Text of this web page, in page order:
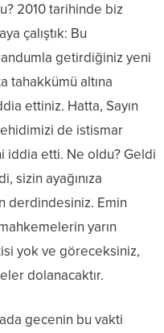
2010 tarihinde biz
çalıştık: Bu
getirdiğiniz yeni
tahakkümü altına
ettiniz. Hatta, Sayın
de istismar
iddia etti. Ne oldu? Geldi
sizin ayağınıza
derdindesiniz. Emin
yarın
yok ve göreceksiniz,
dolanacaktır.
gecenin bu vakti